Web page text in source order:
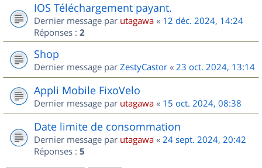
IOS Téléchargement payant.
Dernier message par utagawa « 12 déc. 2024, 14:24
Réponses : 2
Shop
Dernier message par ZestyCastor « 23 oct. 2024, 13:14
Appli Mobile FixoVelo
Dernier message par utagawa « 15 oct. 2024, 08:38
Date limite de consommation
Dernier message par utagawa « 24 sept. 2024, 20:42
Réponses : 5